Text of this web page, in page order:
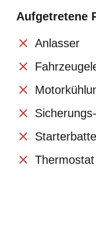
Aufgetretene
Anlasser
Thermostat